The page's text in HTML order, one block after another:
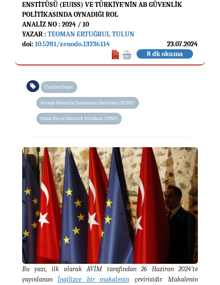
ENSTİTÜSÜ (EUISS) VE TÜRKİYE’NİN AB GÜVENLİK
POLİTİKASINDA OYNADIĞI ROL
ANALIZ NO : 2024 / 10
YAZAR : TEOMAN ERTUĞRUL TULUN
doi: 10.5281/zenodo.13236114
23.07.2024
8 dk okuma
Challiot Paper
Avrupa Güvenlik Çalışmaları Enstitüsü (EUISS)
Ortak Dış ve Güvenlik Politikası (CFSP)
Bu yazı, ilk olarak AVİM tarafından 26 Haziran 2024’te
yayınlananİngilizce bir makalenin çevirisidir. Makalenin